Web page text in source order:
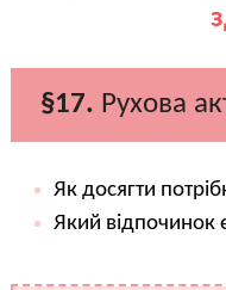
§17. Рухова
Як досягти
Який відпочинок